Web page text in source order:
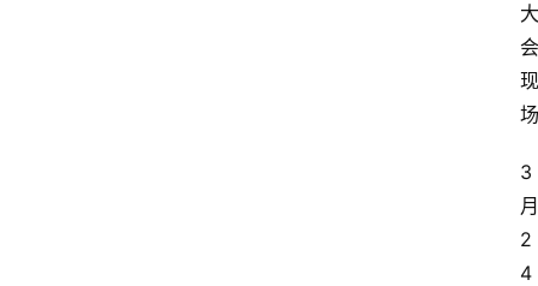
大
会
现
场
3
月
2
4